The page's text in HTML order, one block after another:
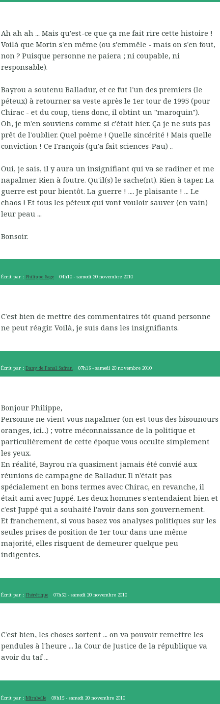
Ah ah ah ... Mais qu'est-ce que ça me fait rire cette histoire !
Voilà que Morin s'en même (ou s'emmêle - mais on s'en fout,
non ? Puisque personne ne paiera ; ni coupable, ni
responsable).
Bayrou a soutenu Balladur, et ce fut l'un des premiers (le
péteux) à retourner sa veste après le 1er tour de 1995 (pour
Chirac - et du coup, tiens donc, il obtint un "maroquin").
Oh, je m'en souviens comme si c'était hier. Ça je ne suis pas
prêt de l'oublier. Quel poème ! Quelle sincérité ! Mais quelle
conviction ! Ce François (qu'a fait sciences-Pau) ..
Oui, je sais, il y aura un insignifiant qui va se radiner et me
napalmer. Rien à foutre. Qu'il(s) le sache(nt). Rien à taper. La
guerre est pour bientôt. La guerre ! .... Je plaisante ! ... Le
chaos ! Et tous les péteux qui vont vouloir sauver (en vain)
leur peau ...
Bonsoir.
Écrit par : Philippe Sage 04h10 -samedi 20 novembre 2010
C'est bien de mettre des commentaires tôt quand personne
ne peut réagir. Voilà, je suis dans les insignifiants.
Écrit par : Dany de Fanal Safran 07h16 -samedi 20 novembre 2010
Bonjour Philippe,
Personne ne vient vous napalmer (on est tous des bisounours
oranges, ici...) ; votre méconnaissance de la politique et
particulièrement de cette époque vous occulte simplement
les yeux.
En réalité, Bayrou n'a quasiment jamais été convié aux
réunions de campagne de Balladur. Il n'était pas
spécialement en bons termes avec Chirac, en revanche, il
était ami avec Juppé. Les deux hommes s'entendaient bien et
c'est Juppé qui a souhaité l'avoir dans son gouvernement.
Et franchement, si vous basez vos analyses politiques sur les
seules prises de position de 1er tour dans une même
majorité, elles risquent de demeurer quelque peu
indigentes.
Écrit par : l'hérétique 07h52 -samedi 20 novembre 2010
C'est bien, les choses sortent ... on va pouvoir remettre les
pendules à l'heure ... la Cour de Justice de la république va
avoir du taf ...
Écrit par : Mirabelle 09h15 -samedi 20 novembre 2010